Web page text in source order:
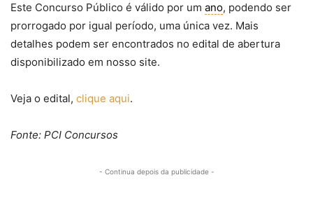
Este Concurso Público é válido por um ano, podendo ser
prorrogado por igual período, uma única vez. Mais
detalhes podem ser encontrados no edital de abertura
disponibilizado em nosso site.
Veja o edital, clique aqui.
Fonte: PCI Concursos
- Continua depois da publicidade -